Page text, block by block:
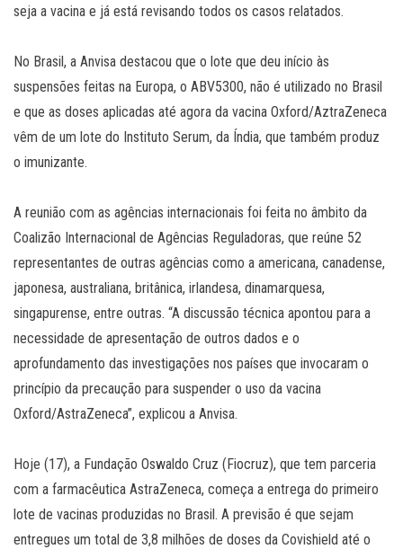
seja a vacina e já está revisando todos os casos relatados.
No Brasil, a Anvisa destacou que o lote que deu início às
suspensões feitas na Europa, o ABV5300, não é utilizado no Brasil
e que as doses aplicadas até agora da vacina Oxford/AztraZeneca
vêm de um lote do Instituto Serum, da Índia, que também produz
o imunizante.
A reunião com as agências internacionais foi feita no âmbito da
Coalizão Internacional de Agências Reguladoras, que reúne 52
representantes de outras agências como a americana, canadense,
japonesa, australiana, britânica, irlandesa, dinamarquesa,
singapurense, entre outras. “A discussão técnica apontou para a
necessidade de apresentação de outros dados e o
aprofundamento das investigações nos países que invocaram o
princípio da precaução para suspender o uso da vacina
Oxford/AstraZeneca”, explicou a Anvisa.
Hoje (17), a Fundação Oswaldo Cruz (Fiocruz), que tem parceria
com a farmacêutica AstraZeneca, começa a entrega do primeiro
lote de vacinas produzidas no Brasil. A previsão é que sejam
entregues um total de 3,8 milhões de doses da Covishield até o